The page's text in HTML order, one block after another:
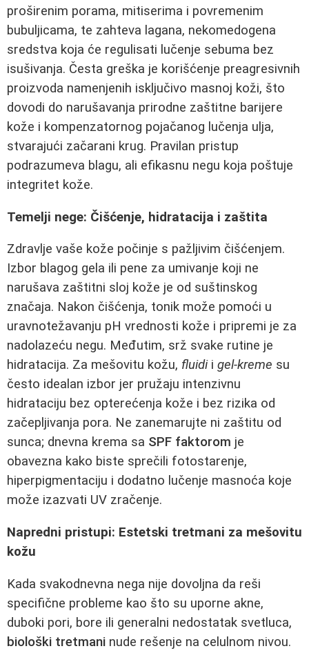
proširenim porama, mitiserima i povremenim
bubuljicama, te zahteva lagana, nekomedogena
sredstva koja će regulisati lučenje sebuma bez
isušivanja. Česta greška je korišćenje preagresivnih
proizvoda namenjenih isključivo masnoj koži, što
dovodi do narušavanja prirodne zaštitne barijere
kože i kompenzatornog pojačanog lučenja ulja,
stvarajući začarani krug. Pravilan pristup
podrazumeva blagu, ali efikasnu negu koja poštuje
integritet kože.
Temelji nege: Čišćenje, hidratacija i zaštita
Zdravlje vaše kože počinje s pažljivim čišćenjem.
Izbor blagog gela ili pene za umivanje koji ne
narušava zaštitni sloj kože je od suštinskog
značaja. Nakon čišćenja, tonik može pomoći u
uravnotežavanju pH vrednosti kože i pripremi je za
nadolazeću negu. Međutim, srž svake rutine je
hidratacija. Za mešovitu kožu, fluidii gel-kreme su
često idealan izbor jer pružaju intenzivnu
hidrataciju bez opterećenja kože i bez rizika od
začepljivanja pora. Ne zanemarujte ni zaštitu od
sunca; dnevna krema sa SPF faktorom je
obavezna kako biste sprečili fotostarenje,
hiperpigmentaciju i dodatno lučenje masnoća koje
može izazvati UV zračenje.
Napredni pristupi: Estetski tretmani za mešovitu
kožu
Kada svakodnevna nega nije dovoljna da reši
specifične probleme kao što su uporne akne,
duboki pori, bore ili generalni nedostatak svetluca,
biološki tretmani nude rešenje na celulnom nivou.